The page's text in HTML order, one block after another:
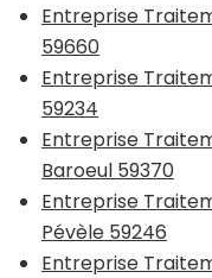
Entreprise
59660
Entreprise
59234
Entreprise
Baroeul 59370
Entreprise
Pévèle 59246
Entreprise